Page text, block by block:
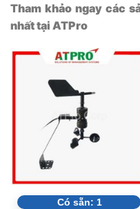
Tham khảo ngay các
nhất tại ATPro
Có sẵn: 1